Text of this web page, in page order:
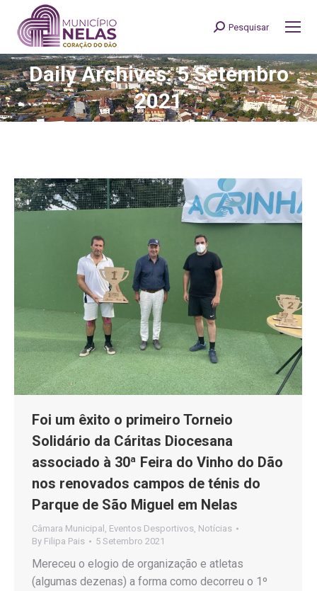
Search:
Pesquisar
Daily Archives: 5 Setembro
2021
You are here:
Foi um êxito o primeiro Torneio
Solidário da Cáritas Diocesana
associado à 30ª Feira do Vinho do Dão
nos renovados campos de ténis do
Parque de São Miguel em Nelas
Câmara Municipal Eventos Desportivos Notícias
By Filipa Pais 5 Setembro 2021
Mereceu o elogio de organização e atletas
(algumas dezenas) a forma como decorreu o 1º